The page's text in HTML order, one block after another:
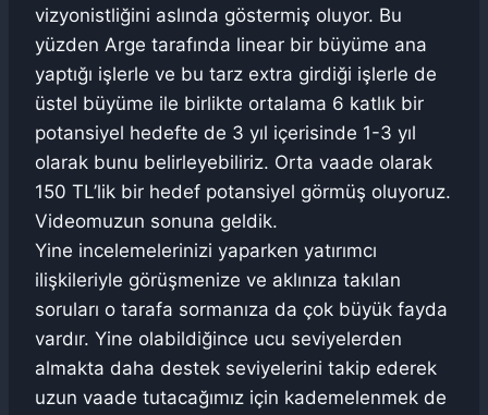
vizyonistliğini aslında göstermiş oluyor. Bu
yüzden Arge tarafında linear bir büyüme ana
yaptığı işlerle ve bu tarz extra girdiği işlerle de
üstel büyüme ile birlikte ortalama 6 katlık bir
potansiyel hedefte de 3 yıl içerisinde 1-3 yıl
olarak bunu belirleyebiliriz. Orta vaade olarak
150 TL’lik bir hedef potansiyel görmüş oluyoruz.
Videomuzun sonuna geldik.
Yine incelemelerinizi yaparken yatırımcı
ilişkileriyle görüşmenize ve aklınıza takılan
soruları o tarafa sormanıza da çok büyük fayda
vardır. Yine olabildiğince ucu seviyelerden
almakta daha destek seviyelerini takip ederek
uzun vaade tutacağımız için kademelenmek de